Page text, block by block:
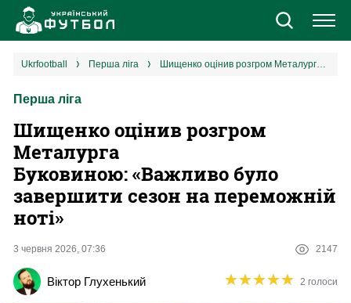
Новини
Єврокубки
УПЛ
ukrfootball перша ліга Шищенко оцінив розгром Металурга Буковиною: «Важливо було завершити сезон на переможній ноті»
Перша ліга
Шищенко оцінив розгром
Металурга
Буковиною: «Важливо було
завершити сезон на переможній
ноті»
3 червня 2026, 07:36 2147
Віктор Глухенький ★★★★★
★★★★★ 2 голоси